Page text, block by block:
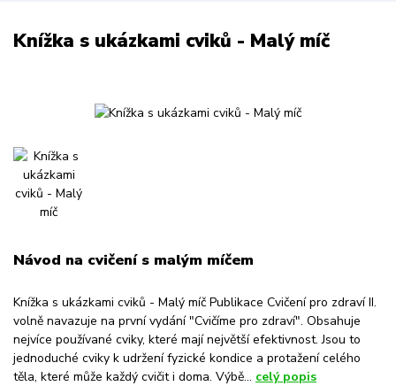
Knížka s ukázkami cviků - Malý míč
Návod na cvičení s malým míčem
Knížka s ukázkami cviků - Malý míč Publikace Cvičení pro zdraví II.
volně navazuje na první vydání "Cvičíme pro zdraví". Obsahuje
nejvíce používané cviky, které mají největší efektivnost. Jsou to
jednoduché cviky k udržení fyzické kondice a protažení celého
těla, které může každý cvičit i doma. Výbě... celý popis